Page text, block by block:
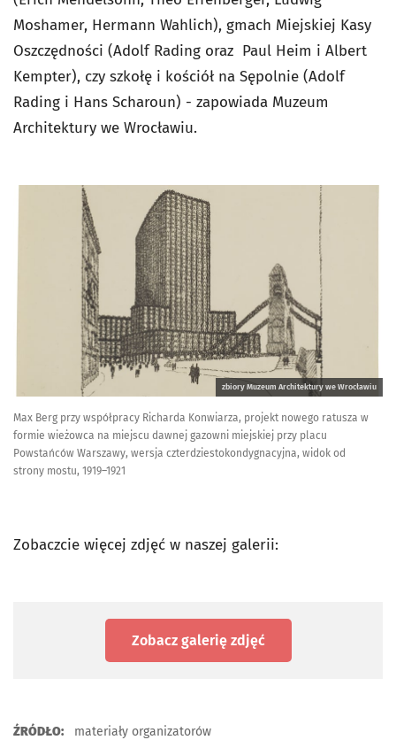
Moshamer, Hermann Wahlich), gmach Miejskiej Kasy
Oszczędności (Adolf Rading oraz Paul Heim i Albert
Kempter), czy szkołę i kościół na Sępolnie (Adolf
Rading i Hans Scharoun) - zapowiada Muzeum
Architektury we Wrocławiu.
zbiory Muzeum Architektury we Wrocławiu
Max Berg przy współpracy Richarda Konwiarza, projekt nowego ratusza w
formie wieżowca na miejscu dawnej gazowni miejskiej przy placu
Powstańców Warszawy, wersja czterdziestokondygnacyjna, widok od
strony mostu, 1919–1921
Zobaczcie więcej zdjęć w naszej galerii:
Zobacz galerię zdjęć
ŹRÓDŁO: materiały organizatorów